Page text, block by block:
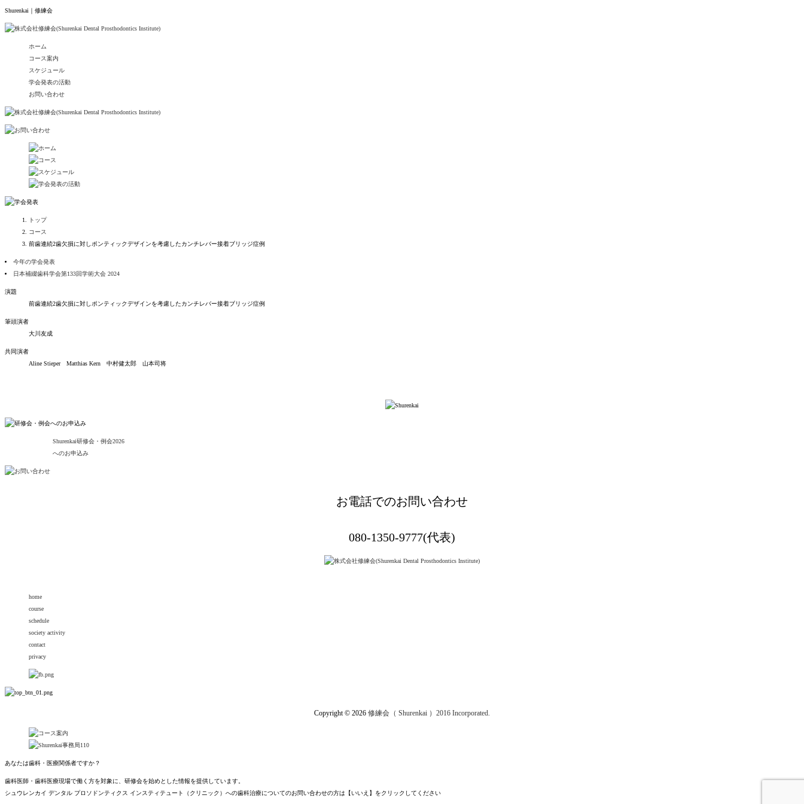
Shurenkai｜修練会
ホーム
コース案内
スケジュール
学会発表の活動
お問い合わせ
トップ
コース
前歯連続2歯欠損に対しポンティックデザインを考慮したカンチレバー接着ブリッジ症例
今年の学会発表
日本補綴歯科学会第133回学術大会 2024
演題
前歯連続2歯欠損に対しポンティックデザインを考慮したカンチレバー接着ブリッジ症例
筆頭演者
大川友成
共同演者
Aline Stieper Matthias Kern 中村健太郎 山本司将
Shurenkai研修会・例会2026
へのお申込み
お電話でのお問い合わせ
080-1350-9777(代表)
home
course
schedule
society activity
contact
privacy
Copyright © 2026 修練会（ Shurenkai ）2016 Incorporated.
あなたは歯科・医療関係者ですか？
歯科医師・歯科医療現場で働く方を対象に、研修会を始めとした情報を提供しています。
シュウレンカイ デンタル プロソドンティクス インスティテュート（クリニック）への歯科治療についてのお問い合わせの方は【いいえ】をクリックしてください